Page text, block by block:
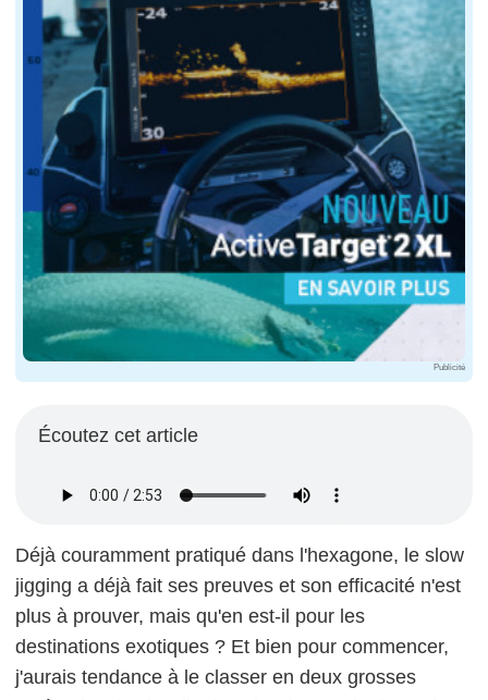
Publicité
Écoutez cet article
Déjà couramment pratiqué dans l'hexagone, le slow
jigging a déjà fait ses preuves et son efficacité n'est
plus à prouver, mais qu'en est-il pour les
destinations exotiques ? Et bien pour commencer,
j'aurais tendance à le classer en deux grosses